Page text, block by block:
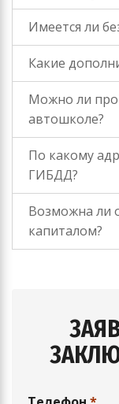
Имеется ли
Какие
Можно ли
автошколе?
По какому
ГИБДД?
Возможна ли
капиталом?